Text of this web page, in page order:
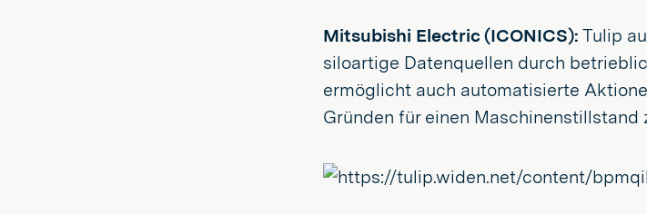
Mitsubishi Electric (ICONICS): Tulip
siloartige Datenquellen durch
ermöglicht auch automatisierte
Gründen für einen